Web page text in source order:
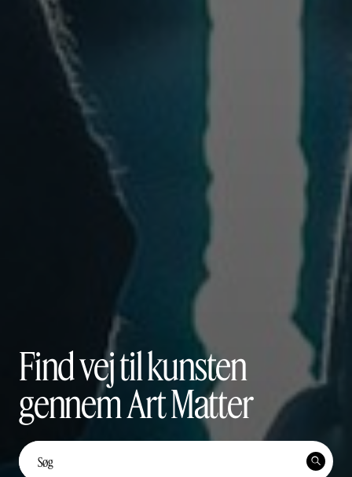
Find vej til kunsten
gennem Art Matter

Unge kunstnerstemmer: Yi
Ten Lai Fernández
Unge Kunstnerstemmer